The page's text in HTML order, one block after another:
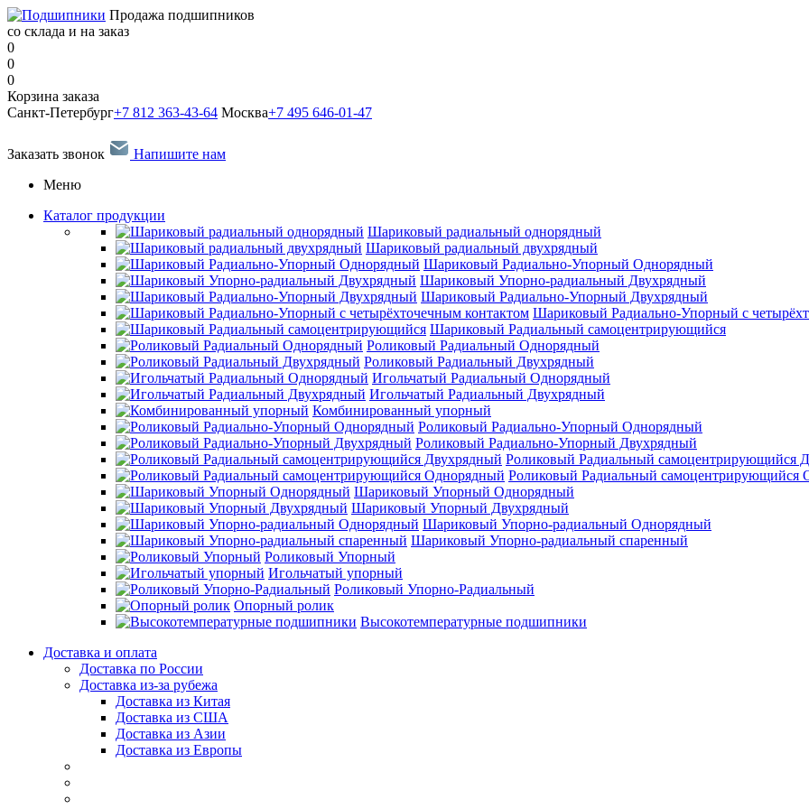
Продажа подшипников
со склада и на заказ
0
0
0
Корзина заказа
Санкт-Петербург+7 812 363-43-64 Москва+7 495 646-01-47
Заказать звонок
Напишите нам
Меню
Каталог продукции
Шариковый радиальный однорядный
Шариковый радиальный двухрядный
Шариковый Радиально-Упорный Однорядный
Шариковый Упорно-радиальный Двухрядный
Шариковый Радиально-Упорный Двухрядный
Шариковый Радиально-Упорный с
Шариковый Радиальный самоцентрирующийся
Роликовый Радиальный Однорядный
Роликовый Радиальный Двухрядный
Игольчатый Радиальный Однорядный
Игольчатый Радиальный Двухрядный
Комбинированный упорный
Роликовый Радиально-Упорный Однорядный
Роликовый Радиально-Упорный Двухрядный
Роликовый Радиальный самоцентрирующийся
Роликовый Радиальный самоцентрирующийся
Шариковый Упорный Однорядный
Шариковый Упорный Двухрядный
Шариковый Упорно-радиальный Однорядный
Шариковый Упорно-радиальный спаренный
Роликовый Упорный
Игольчатый упорный
Роликовый Упорно-Радиальный
Опорный ролик
Высокотемпературные подшипники
Доставка и оплата
Доставка по России
Доставка из-за рубежа
Доставка из Китая
Доставка из США
Доставка из Азии
Доставка из Европы